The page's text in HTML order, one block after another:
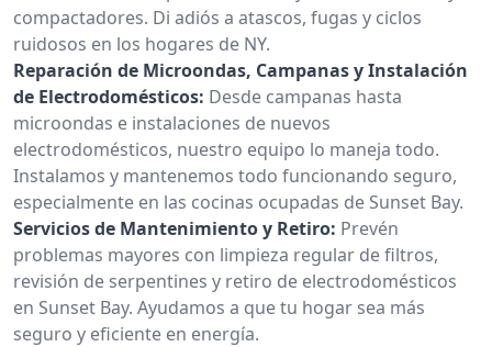
compactadores. Di adiós a atascos, fugas y ciclos
ruidosos en los hogares de NY.
Reparación de Microondas, Campanas y Instalación
de Electrodomésticos: Desde campanas hasta
microondas e instalaciones de nuevos
electrodomésticos, nuestro equipo lo maneja todo.
Instalamos y mantenemos todo funcionando seguro,
especialmente en las cocinas ocupadas de Sunset Bay.
Servicios de Mantenimiento y Retiro: Prevén
problemas mayores con limpieza regular de filtros,
revisión de serpentines y retiro de electrodomésticos
en Sunset Bay. Ayudamos a que tu hogar sea más
seguro y eficiente en energía.